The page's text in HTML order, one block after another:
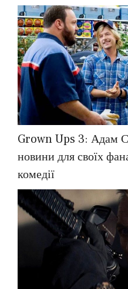
Grown Ups 3: Адам
новини для своїх
комедії